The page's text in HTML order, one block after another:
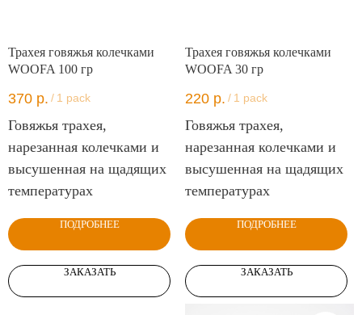
Трахея говяжья колечками
WOOFA 100 гр
370 р. / 1 pack
Говяжья трахея,
нарезанная колечками и
высушенная на щадящих
температурах
ПОДРОБНЕЕ
ЗАКАЗАТЬ
Трахея говяжья колечками
WOOFA 30 гр
220 р. / 1 pack
Говяжья трахея,
нарезанная колечками и
высушенная на щадящих
температурах
ПОДРОБНЕЕ
ЗАКАЗАТЬ